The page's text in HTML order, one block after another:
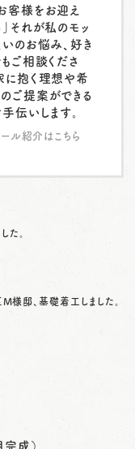
客様をお迎え
それが私のモッ
のお悩み、好き
ご相談くださ
に抱く理想や希
ご提案ができる
伝いします。
ル紹介はこちら
た。
邸、基礎着工しました。